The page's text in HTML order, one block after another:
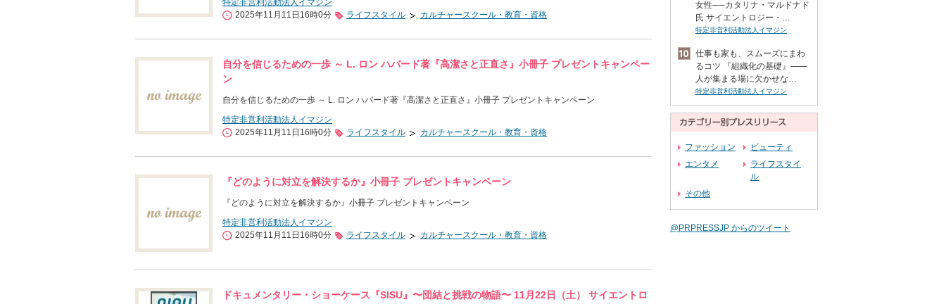
特定非営利活動法人イマジン
2025年11月11日16時0分
ライフスタイル カルチャースクール・教育・資格
自分を信じるための一歩 ～ L. ロン ハバード著『高潔さと正直さ』小冊子 プレゼントキャンペー
ン
自分を信じるための一歩 ～ L. ロン ハバード著『高潔さと正直さ』小冊子 プレゼントキャンペーン
特定非営利活動法人イマジン
2025年11月11日16時0分
ライフスタイル カルチャースクール・教育・資格
『どのように対立を解決するか』小冊子 プレゼントキャンペーン
『どのように対立を解決するか』小冊子 プレゼントキャンペーン
特定非営利活動法人イマジン
2025年11月11日16時0分
ライフスタイル カルチャースクール・教育・資格
ドキュメンタリー・ショーケース『SISU』〜団結と挑戦の物語〜 11月22日（土） サイエントロ
女性──カタリナ・マルドナド
氏 サイエントロジー・…
特定非営利活動法人イマジン
仕事も家も、スムーズにまわ
るコツ 『組織化の基礎』――
人が集まる場に欠かせな…
特定非営利活動法人イマジン
ファッション
ビューティ
エンタメ
ライフスタイ
ル
その他
@PRPRESSJP からのツイート